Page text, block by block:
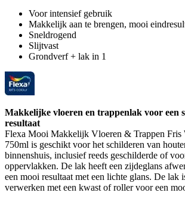
Voor intensief gebruik
Makkelijk aan te brengen, mooi
Sneldrogend
Slijtvast
Grondverf + lak in 1
Makkelijke vloeren en trappenlak voor een
resultaat
Flexa Mooi Makkelijk Vloeren & Trappen
750ml is geschikt voor het schilderen van
binnenshuis, inclusief reeds geschilderde of
oppervlakken. De lak heeft een zijdeglans
een mooi resultaat met een lichte glans. De lak
verwerken met een kwast of roller voor een